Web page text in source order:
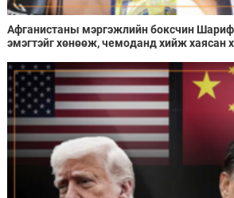
Афганистаны мэргэжлийн боксчин
эмэгтэйг хөнөөж, чемоданд хийж хаясан